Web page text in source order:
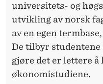
universitets- og
utvikling av norsk
av en egen
De tilbyr studentene
gjøre det er lettere å
økonomistudiene.